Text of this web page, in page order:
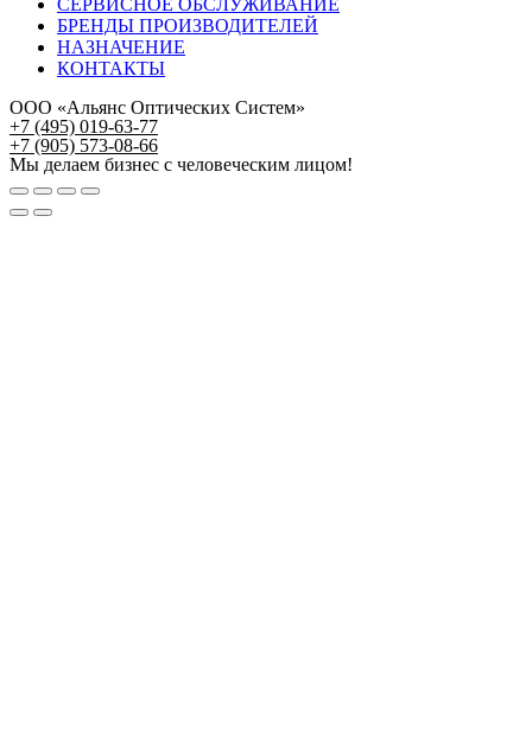
СЕРВИСНОЕ ОБСЛУЖИВАНИЕ
БРЕНДЫ ПРОИЗВОДИТЕЛЕЙ
НАЗНАЧЕНИЕ
КОНТАКТЫ
ООО «Альянс Оптических Систем»
+7 (495) 019-63-77
+7 (905) 573-08-66
Мы делаем бизнес с человеческим лицом!